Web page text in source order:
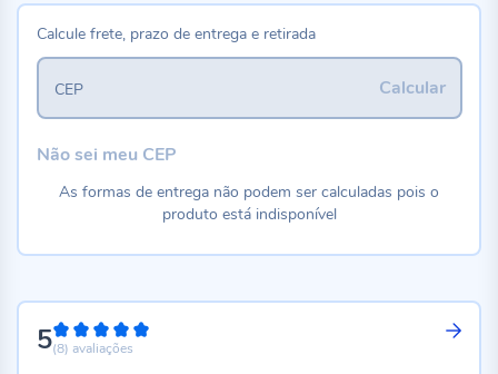
5100%
(8) avaliações
Calcule frete, prazo de entrega e retirada
Calcular
CEP
Não sei meu CEP
As formas de entrega não podem ser calculadas pois o
produto está indisponível